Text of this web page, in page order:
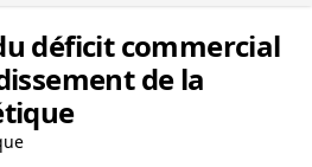
déficit commercial
de la